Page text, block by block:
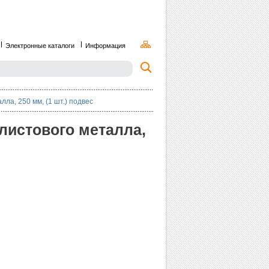
Электронные каталоги Информация
250 мм, (1 шт.) подвес
металла,